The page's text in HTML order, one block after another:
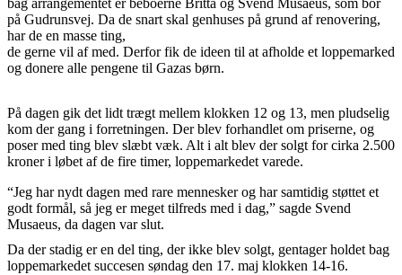
bag arrangementet er beboerne Britta og Svend Musaeus, som bor
på Gudrunsvej. Da de snart skal genhuses på grund af renovering,
har de en masse ting,
de gerne vil af med. Derfor fik de ideen til at afholde et loppemarked
og donere alle pengene til Gazas børn.
På dagen gik det lidt trægt mellem klokken 12 og 13, men pludselig
kom der gang i forretningen. Der blev forhandlet om priserne, og
poser med ting blev slæbt væk. Alt i alt blev der solgt for cirka 2.500
kroner i løbet af de fire timer, loppemarkedet varede.
“Jeg har nydt dagen med rare mennesker og har samtidig støttet et
godt formål, så jeg er meget tilfreds med i dag,” sagde Svend
Musaeus, da dagen var slut.
Da der stadig er en del ting, der ikke blev solgt, gentager holdet bag
loppemarkedet succesen søndag den 17. maj klokken 14-16.